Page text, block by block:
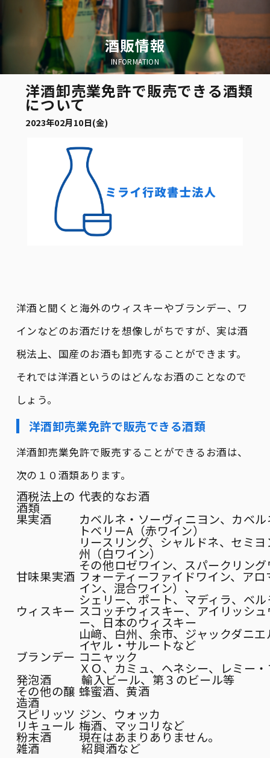
酒販情報
INFORMATION
洋酒卸売業免許で販売できる酒類
について
2023年02月10日(金)
洋酒と聞くと海外のウィスキーやブランデー、ワ
インなどのお酒だけを想像しがちですが、実は酒
税法上、国産のお酒も卸売することができます。
それでは洋酒というのはどんなお酒のことなので
しょう。
洋酒卸売業免許で販売できる酒類
洋酒卸売業免許で販売することができるお酒は、
次の１０酒類あります。
酒税法上の
酒類
代表的なお酒
果実酒
カベルネ・ソーヴィニヨン、カベ
トベリーA（赤ワイン）
リースリング、シャルドネ、セミ
州（白ワイン）
その他ロゼワイン、スパークリン
甘味果実酒 フォーティーファイドワイン、ア
イン、混合ワイン）、
シェリー、ポート、マディラ、ベ
ウィスキー スコッチウィスキー、アイリッシ
ー、日本のウィスキー
山﨑、白州、余市、ジャックダニ
イヤル・サルートなど
ブランデー コニャック
ＸＯ、カミュ、ヘネシー、レミー
発泡酒 輸入ビール、第３のビール等
その他の醸
造酒
蜂蜜酒、黄酒
スピリッツ ジン、ウォッカ
リキュール 梅酒、マッコリなど
粉末酒 現在はあまりありません。
雑酒 紹興酒など